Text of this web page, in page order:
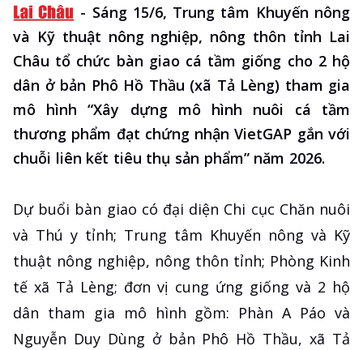
- Sáng 15/6, Trung tâm Khuyến nông
và Kỹ thuật nông nghiệp, nông thôn tỉnh Lai
Châu tổ chức bàn giao cá tầm giống cho 2 hộ
dân ở bản Phô Hồ Thầu (xã Tả Lèng) tham gia
mô hình “Xây dựng mô hình nuôi cá tầm
thương phẩm đạt chứng nhận VietGAP gắn với
chuỗi liên kết tiêu thụ sản phẩm” năm 2026.
Dự buổi bàn giao có đại diện Chi cục Chăn nuôi
và Thú y tỉnh; Trung tâm Khuyến nông và Kỹ
thuật nông nghiệp, nông thôn tỉnh; Phòng Kinh
tế xã Tả Lèng; đơn vị cung ứng giống và 2 hộ
dân tham gia mô hình gồm: Phàn A Páo và
Nguyễn Duy Dùng ở bản Phô Hồ Thầu, xã Tả